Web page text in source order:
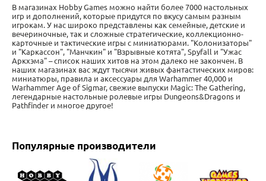
В магазинах Hobby Games можно найти более 7000 настольных
игр и дополнений, которые придутся по вкусу самым разным
игрокам. У нас широко представлены как семейные, детские и
вечериночные, так и сложные стратегические, коллекционно-
карточные и тактические игры с миниатюрами. "Колонизаторы"
и "Каркассон", "Манчкин" и "Взрывные котята", Spyfall и "Ужас
Аркхэма" – список наших хитов на этом далеко не закончен. В
наших магазинах вас ждут тысячи живых фантастических миров:
миниатюры, правила и аксессуары для Warhammer 40,000 и
Warhammer Age of Sigmar, свежие выпуски Magic: The Gathering,
легендарные настольные ролевые игры Dungeons&Dragons и
Pathfinder и многое другое!
Популярные производители